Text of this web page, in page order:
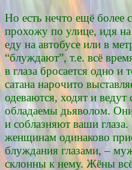
Но есть нечто ещё более
прохожу по улице, идя
еду на автобусе или в
“блуждают”, т.е. всё
в глаза бросается одно
сатана нарочито
одеваются, ходят и ведут
обладаемы дьяволом.
и соблазняют ваши
женщинам одинаково
блуждания глазами, –
склонны к нему. Жёны